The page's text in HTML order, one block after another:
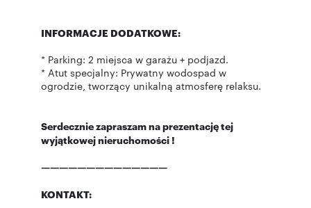
INFORMACJE DODATKOWE:
* Parking: 2 miejsca w garażu + podjazd.
* Atut specjalny: Prywatny wodospad w
ogrodzie, tworzący unikalną atmosferę relaksu.
Serdecznie zapraszam na prezentację tej
wyjątkowej nieruchomości !
——————————————
KONTAKT: